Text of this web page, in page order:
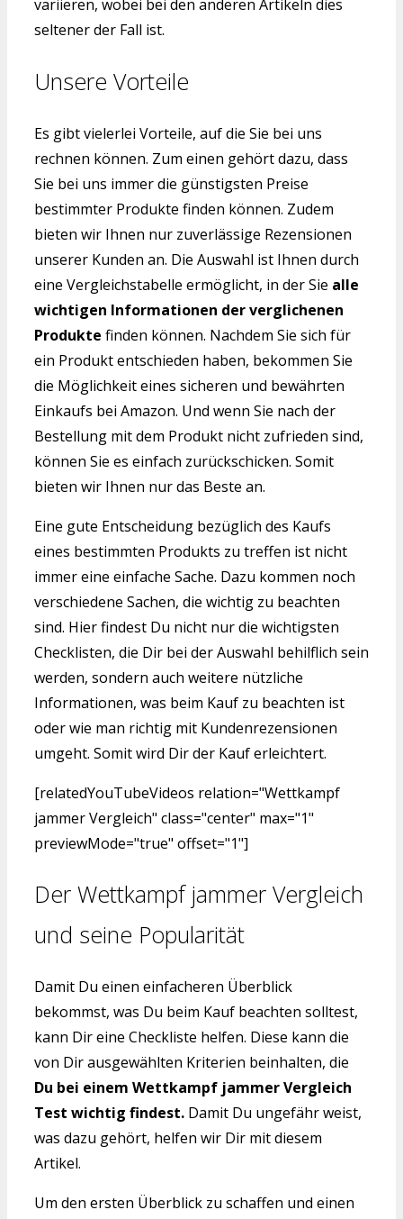
variieren, wobei bei den anderen Artikeln dies
seltener der Fall ist.
Unsere Vorteile
Es gibt vielerlei Vorteile, auf die Sie bei uns
rechnen können. Zum einen gehört dazu, dass
Sie bei uns immer die günstigsten Preise
bestimmter Produkte finden können. Zudem
bieten wir Ihnen nur zuverlässige Rezensionen
unserer Kunden an. Die Auswahl ist Ihnen durch
eine Vergleichstabelle ermöglicht, in der Sie alle
wichtigen Informationen der verglichenen
Produkte finden können. Nachdem Sie sich für
ein Produkt entschieden haben, bekommen Sie
die Möglichkeit eines sicheren und bewährten
Einkaufs bei Amazon. Und wenn Sie nach der
Bestellung mit dem Produkt nicht zufrieden sind,
können Sie es einfach zurückschicken. Somit
bieten wir Ihnen nur das Beste an.
Eine gute Entscheidung bezüglich des Kaufs
eines bestimmten Produkts zu treffen ist nicht
immer eine einfache Sache. Dazu kommen noch
verschiedene Sachen, die wichtig zu beachten
sind. Hier findest Du nicht nur die wichtigsten
Checklisten, die Dir bei der Auswahl behilflich sein
werden, sondern auch weitere nützliche
Informationen, was beim Kauf zu beachten ist
oder wie man richtig mit Kundenrezensionen
umgeht. Somit wird Dir der Kauf erleichtert.
[relatedYouTubeVideos relation="Wettkampf
jammer Vergleich" class="center" max="1"
previewMode="true" offset="1"]
Der Wettkampf jammer Vergleich
und seine Popularität
Damit Du einen einfacheren Überblick
bekommst, was Du beim Kauf beachten solltest,
kann Dir eine Checkliste helfen. Diese kann die
von Dir ausgewählten Kriterien beinhalten, die
Du bei einem Wettkampf jammer Vergleich
Test wichtig findest. Damit Du ungefähr weist,
was dazu gehört, helfen wir Dir mit diesem
Artikel.
Um den ersten Überblick zu schaffen und einen